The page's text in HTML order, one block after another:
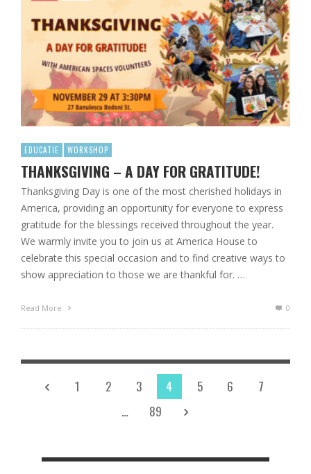
EDUCATIE WORKSHOP
THANKSGIVING – A DAY FOR GRATITUDE!
Thanksgiving Day is one of the most cherished holidays in
America, providing an opportunity for everyone to express
gratitude for the blessings received throughout the year.
We warmly invite you to join us at America House to
celebrate this special occasion and to find creative ways to
show appreciation to those we are thankful for. …
Read More 0
1 2 3 4 5 6
7
…
89